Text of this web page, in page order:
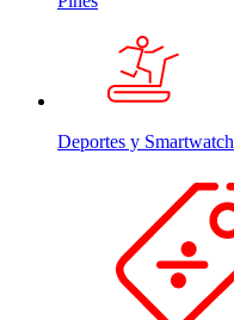
Deportes y Smartwatch